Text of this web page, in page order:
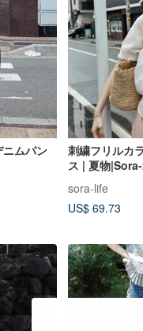
ニムパン
刺繍フリルカ
ス | 夏物
sora-life
US$ 69.73